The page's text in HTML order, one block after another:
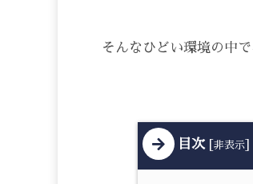
そんなひどい環境の中
目次 [非表示]